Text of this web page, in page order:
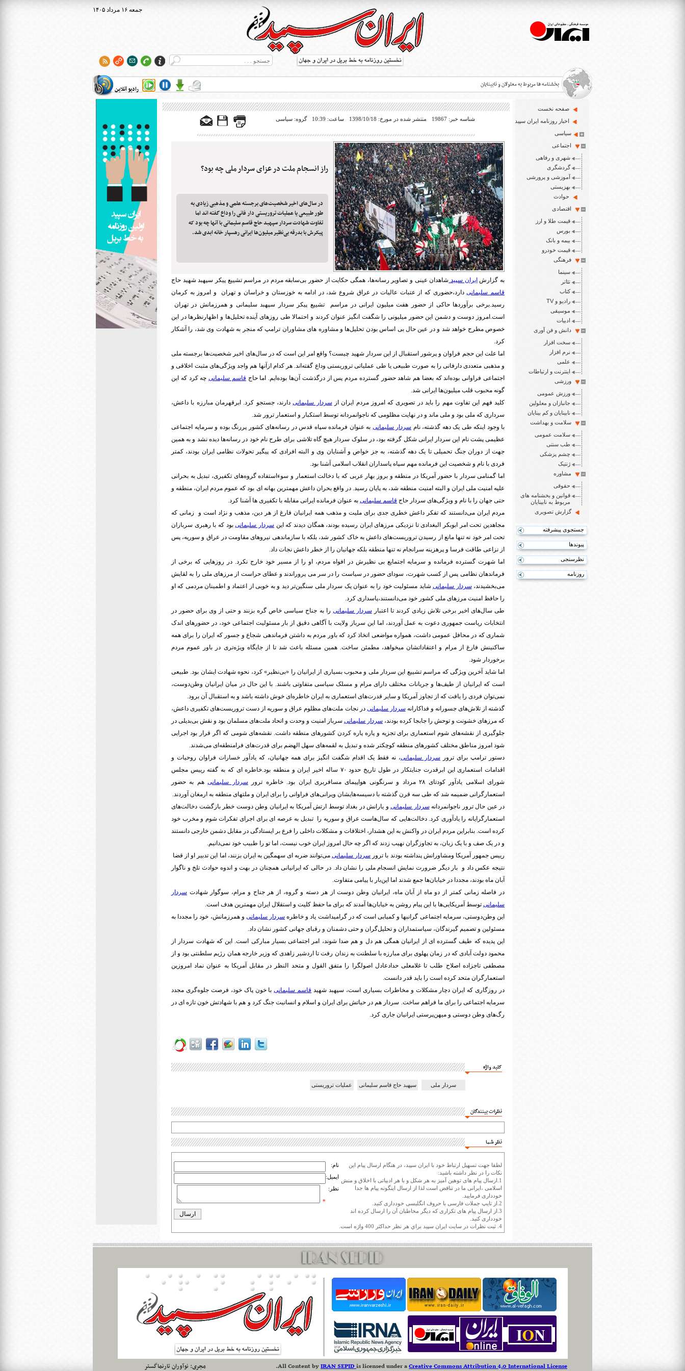
۱۴۰۵ جمعه ۱۶ مرداد
رادیو آنلاین
بخشنامه ها مربوط به معلولان و نابینایان
>
قانون حمایت از حقوق معلولان
اخبار حوزه معلولان و نابینایان
>
ایران سپید سایت خبری نابینایان و تنها روزنامه به خط بریل در جهان
>
صفحه نخست
اخبار روزنامه ایران سپید
سیاسی
اجتماعی
شهری و رفاهی
گردشگری
آموزشی و پرورشی
بهزیستی
حوادث
اقتصادی
قیمت طلا و ارز
بورس
بیمه و بانک
قیمت خودرو
فرهنگی
سینما
تئاتر
کتاب
رادیو و TV
موسیقی
ادبیات
دانش و فن آوری
سخت افزار
نرم افزار
علمی
اینترنت و ارتباطات
ورزشی
ورزش عمومی
جانبازان و معلولین
نابینایان و کم بینایان
سلامت و بهداشت
سلامت عمومی
طب سنتی
چشم پزشکی
ژنتیک
مشاوره
حقوقی
قوانین و بخشنامه های
مربوط به نابینایان
گزارش تصویری
جستجوی پیشرفته
پیوندها
نظرسنجی
روزنامه
شناسه خبر: 19867 منتشر شده در مورخ: 1398/10/18 ساعت: 10:39 گروه: سیاسی
راز انسجام ملت در عزای سردار ملی چه بود؟
در سال‌های اخیر شخصیت‌های برجسته علمی و مذهبی زیادی به
طور طبیعی یا عملیات تروریستی دار فانی را وداع گفته اند اما
تفاوت شهادت سردار سپهبد حاج قاسم سلیمانی با آنها چه بود که
پیکرش با بدرقه بی‌نظیر میلیون‌ها ایرانی رهسپار خانه ابدی شد.
به گزارش ایران سپید شاهدان عینی و تصاویر رسانه‌ها، همگی حکایت از حضور بی‌سابقه مردم در مراسم تشییع پیکر سپهبد شهید حاج
قاسم سلیمانیدارد،حضوری که از عتبات عالیات در عراق شروع شد، در ادامه به خوزستان و خراسان و تهران و امروز به کرمان
رسید.برخی برآوردها حاکی از حضور هفت میلیون ایرانی در مراسم تشییع پیکر سردار سپهبد سلیمانی و همرزمانش در تهران
است.امروز دوست و دشمن این حضور میلیونی را شگفت انگیز عنوان کردند و احتمالا طی روزهای آینده تحلیل‌ها و اظهارنظرها در این
خصوص مطرح خواهد شد و در عین حال بی اساس بودن تحلیل‌ها و مشاوره های مشاوران ترامپ که منجر به شهادت وی شد، را آشکار
کرد.
اما علت این حجم فراوان و پرشور استقبال از این سردار شهید چیست؟ واقع امر این است که در سال‌های اخیر شخصیت‌ها برجسته ملی
و مذهبی متعددی دارفانی را به صورت طبیعی یا طی عملیاتی تروریستی وداع گفته‌اند. هر کدام ازآنها هم واجد ویژگی‌های مثبت اخلاقی و
اجتماعی فراوانی بوده‌اند که بعضا هم شاهد حضور گسترده مردم پس از درگذشت آن‌ها بوده‌ایم. اما حاج قاسم سلیمانیچه کرد که این
گونه محبوب قلب میلیون‌ها ایرانی ‌شد.
کلید فهم این تفاوت مهم را باید در تصویری که امروز مردم ایران از سردار سلیمانیدارند، جستجو کرد. ابرقهرمان مبارزه با داعش،
سرداری که ملی بود و ملی ماند و در نهایت مظلومی که ناجوانمردانه توسط استکبار و استعمار ترور شد.
با وجود اینکه طی یک دهه گذشته، نام سردار سلیمانی به عنوان فرمانده سپاه قدس در رسانه‌های کشور پررنگ بوده و سرمایه اجتماعی
عظیمی پشت نام این سردار ایرانی شکل گرفته بود، در سلوک سردار هیچ گاه تلاشی برای طرح نام خود در رسانه‌ها دیده نشد و به همین
جهت از دوران جنگ تحمیلی تا یک دهه گذشته، به جز خواص و آشنایان وی و البته افرادی که پیگیر تحولات نظامی ایران بودند، کمتر
فردی با نام و شخصیت این فرمانده مهم سپاه پاسداران انقلاب اسلامی آشنا بود.
اما گمنامی سردار با حضور آمریکا در منطقه و بروز بهار عربی که با دخالت استعمار و سوءاستفاده گروه‌های تکفیری، تبدیل به بحرانی
علیه امنیت ملی ایران و البته امنیت منطقه شد، به پایان رسید. در واقع بحران داعش مهمترین بهانه ای بود که عموم مردم ایران، منطقه و
حتی جهان را با نام و ویژگی‌های سردار حاج قاسم سلیمانی به عنوان فرمانده ایرانی مقابله با تکفیری ها آشنا کرد.
مردم ایران می‌دانستند که تفکر داعش خطری جدی برای ملیت و مذهب همه ایرانیان فارغ از هر دین، مذهب و نژاد است و زمانی که
مجاهدین تحت امر ابوبکر البغدادی تا نزدیکی مرزهای ایران رسیده بودند، همگان دیدند که این سردار سلیمانیبود که با رهبری سربازان
تحت امر خود نه تنها مانع از رسیدن تروریست‌های داعش به خاک کشور شد، بلکه با سازماندهی نیروهای مقاومت در عراق و سوریه، پس
از نزاعی طاقت فرسا و پرهزینه سرانجام نه تنها منطقه بلکه جهانیان را از خطر داعش نجات داد.
اما شهرت گسترده فرمانده و سرمایه اجتمایع بی نظیرش در افواه مردم، او را از مسیر خود خارج نکرد. در روزهایی که برخی از
فرماندهان نظامی پس از کسب شهرت، سودای حضور در سیاست را در سر می پروراندند و عطای حراست از مرزهای ملی را به لقایش
می‌بخشیدند، سردار سلیمانیشاید مسئولیت خود را به عنوان یک سردار ملی سنگین‌تر دید و به خوبی از اعتماد و اطمینان مردمی که او
را حافظ امنیت مرزهای ملی کشور خود می‌دانستند،پاسداری کرد.
طی سال‌های اخیر برخی تلاش زیادی کردند تا اعتبار سردار سلیمانی را به جناح سیاسی خاص گره بزنند و حتی از وی برای حضور در
انتخابات ریاست جمهوری دعوت به عمل آوردند، اما این سرباز ولایت با آگاهی دقیق از بار مسئولیت اجتماعی خود، در حضورهای اندک
شماری که در محافل عمومی داشت، همواره مواضعی اتخاذ کرد که باور مردم به داشتن فرماندهی شجاع و جسور که ایران را برای همه
ساکنینش فارغ از مرام و اعتقاداتشان میخواهد، مطمئن ساخت. همین مسئله باعث شد تا از جایگاه ویژه‌تری در باور عموم مردم
برخوردار شود.
اما شاید آخرین ویژگی که مراسم تشییع این سردار ملی و محبوب بسیاری از ایرانیان را «بی‌نظیر» کرد، نحوه شهادت ایشان بود. طبیعی
است که ایرانیان از طیف‌ها و جریانات مختلف دارای مرام و مسلک سیاسی متفاوتی باشند. با این حال در میان ایرانیان وطن‌دوست،
نمی‌توان فردی را یافت که از تجاوز آمریکا و سایر قدرت‌های استعماری به ایران خاطره‌ای خوش داشته باشد و به استقبال آن برود.
گذشته از تلاش‌های جسورانه و فداکارانه سردار سلیمانی در نجات ملت‌های مظلوم عراق و سوریه از دست تروریست‌های تکفیری داعش،
که مرزهای خشونت و توحش را جابجا کرده بودند، سردار سلیمانی سرباز امنیت و وحدت و اتحاد ملت‌های مسلمان بود و نقش بی‌بدیلی در
جلوگیری از نقشه‌های شوم استعماری برای تجزیه و پاره پاره کردن کشورهای منطقه داشت. نقشه‌های شومی که اگر قرار بود اجرایی
شود امروز مناطق مختلف کشورهای منطقه کوچکتر شده و تبدیل به لقمه‌های سهل الهضم برای قدرت‌های فرامنطقه‌ای می‌شدند.
دستور ترامپ برای ترور سردار سلیمانی، نه فقط یک اقدام شگفت انگیز برای همه جهانیان، که یادآور خسارات فراوان روحیات و
اقدامات استعماری این ابرقدرت جنایتکار در طول تاریخ حدود ۷۰ ساله اخیر ایران و منطقه بود.خاطره ای که به گفته رییس مجلس
شورای اسلامی یادآور کودتای ۲۸ مرداد و سرنگونی هواپیمای مسافربری ایران بود. خاطره ترور
سردار سلیمانیهم به حضور
استعمارگرانی ضمیمه شد که طی سه قرن گذشته با دسیسه‌هایشان ویرانی‌های فراوانی را برای ایران و ملتهای منطقه به ارمغان آوردند.
در عین حال ترور ناجوانمردانه سردار سلیمانی و یارانش در بغداد توسط ارتش آمریکا به ایرانیان وطن دوست خطر بازگشت دخالت‌های
استعمارگرایانه را یادآوری کرد. دخالت‌هایی که سال‌هاست عراق و سوریه را تبدیل به عرصه ای برای اجرای تفکرات شوم و مخرب خود
کرده است. بنابراین مردم ایران در واکنش به این هشدار، اختلافات و مشکلات داخلی را فرع بر ایستادگی در مقابل دشمن خارجی دانستند
و در یک صف و با یک زبان، به تجاوزگران نهیب زدند که اگر چه حال امروز ایران خوب نیست، اما تو را طبیب خود نمی‌دانیم.
رییس جمهور آمریکا ومشاورانش پنداشته بودند با ترور سردار سلیمانیمی‌توانند ضربه ای سهمگین به ایران بزنند، اما این تدبیر او از قضا
نتیجه عکس داد و بار دیگر ضرورت نمایش انسجام ملی را نشان داد. در حالی که ایرانیانی همچنان در بهت و اندوه حوادث تلخ و ناگوار
آبان ماه بودند، مجددا در خیابان‌ها جمع شدند اما این‌بار با پیامی متفاوت.
در فاصله زمانی کمتر از دو ماه از آبان ماه، ایرانیان وطن دوست از هر دسته و گروه، از هر جناح و مرام، سوگوار شهادت سردار
سلیمانی توسط آمریکایی‌ها با این پیام روشن به خیابان‌ها آمدند که برای ما حفظ کلیت و استقلال ایران مهمترین هدف است.
این وطن‌دوستی، سرمایه اجتماعی گرانبها و کمیابی است که در گرامیداشت یاد و خاطره سردار سلیمانی و همرزمانش، خود را مجددا به
مسئولین و تصمیم گیرندگان، سیاستمداران و تحلیل‌گران و حتی دشمنان و رقبای جهانی کشور نشان داد.
این پدیده که طیف گسترده ای از ایرانیان همگی هم دل و هم صدا شوند، امر اجتماعی بسیار مبارکی است. این که شهادت سردار از
محمود دولت آبادی که در زمان پهلوی برای مبارزه با سلطنت به زندان رفت تا اردشیر زاهدی که وزیر خارجه همان رژیم سلطنتی بود و از
مصطفی تاجزاده اصلاح طلب تا غلامعلی حدادعادل اصولگرا را متفق القول و متحد النظر در مقابل آمریکا به عنوان نماد امروزین
استعمارگران متحد کرده است را باید قدر دانست.
در روزگاری که ایران دچار مشکلات و مخاطرات بسیاری است، سپهبد شهید قاسم سلیمانیبا خون پاک خود، فرصت جلوه‌گری مجدد
سرمایه اجتماعی را برای ما فراهم ساخت. سردار هم در حیاتش برای ایران و اسلام و انسانیت جنگ کرد و هم با شهادتش خون تازه ای در
رگ‌های وطن دوستی و میهن‌پرستی ایرانیان جاری کرد.
کلید واژه
سردار ملی سپهبد حاج قاسم سلیمانی عملیات تروریستی
نظرات بینندگان
نظر شما
لطفا جهت تسهیل ارتباط خود با ایران سپید، در هنگام ارسال پیام این
نکات را در نظر داشته باشید:
1.ارسال پیام های توهین آمیز به هر شکل و با هر ادبیاتی با اخلاق و منش
اسلامی ،ایرانی ما در تناقض است لذا از ارسال اینگونه پیام ها جدا
خودداری فرمایید.
2.از تایپ جملات فارسی با حروف انگلیسی خودداری کنید.
3.از ارسال پیام های تکراری که دیگر مخاطبان آن را ارسال کرده اند
خودداری کنید.
4. ثبت نظرات در سايت ايران سپيد براي هر نظر حداکثر 400 واژه است.
نام:
ایمیل:
نظر:
*
All ContentbyIRAN SEPIDis licensed under aCreative Commons Attribution 4.0 International License
. مجری: نوآوران تارنماگستر